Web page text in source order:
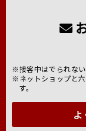
※接客中はでられない
※ネットショップと
す。